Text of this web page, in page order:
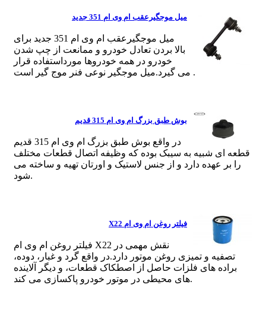
میل موجگیرعقب ام وی ام 351 جدید
میل موجگیرعقب ام وی ام 351 جدید برای
بالا بردن تعادل خودرو و ممانعت از چپ شدن
خودرو در همه خودروها مورداستفاده قرار
می گیرد.میل موجگیر نوعی فنر موج گیر است .
بوش طبق بزرگ ام وی ام 315 قدیم
در واقع بوش طبق بزرگ ام وی ام 315 قدیم
قطعه ای شبیه به سیبک بوده که وظیفه اتصال قطعات مختلف
را بر عهده دارد و از جنس لاستیک و اورتان تهیه و ساخته می
شود.
فیلتر روغن ام وی ام X22
فیلتر روغن ام وی ام X22 نقش مهمی در
تصفیه و تمیزی روغن موتور دارد.در واقع گرد و غبار، دوده،
براده های فلزات حاصل از اصطکاک قطعات، و دیگر آلاینده
های محیطی در موتور خودرو پاکسازی می کند.